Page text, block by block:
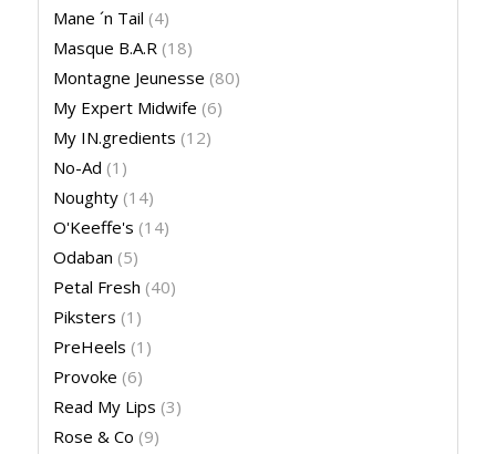
Mane ´n Tail (4)
Masque B.A.R (18)
Montagne Jeunesse (80)
My Expert Midwife (6)
My IN.gredients (12)
No-Ad (1)
Noughty (14)
O'Keeffe's (14)
Odaban (5)
Petal Fresh (40)
Piksters (1)
PreHeels (1)
Provoke (6)
Read My Lips (3)
Rose & Co (9)